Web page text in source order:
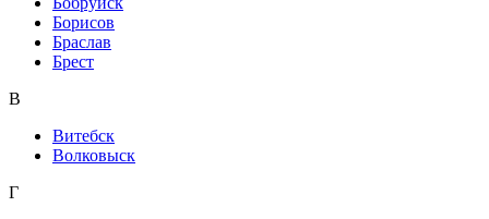
Борисов
Браслав
Брест
В
Витебск
Волковыск
Г